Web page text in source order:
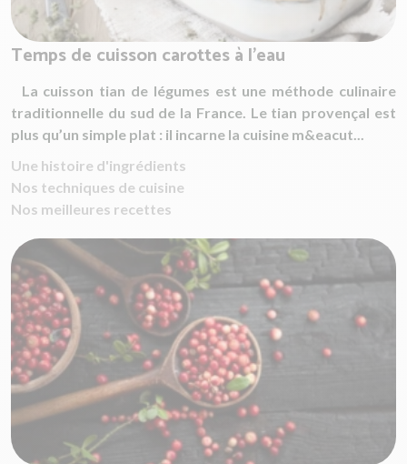
Temps de cuisson carottes à l'eau
La cuisson tian de légumes est une méthode culinaire
traditionnelle du sud de la France. Le tian provençal est
plus qu’un simple plat : il incarne la cuisine m&eacut...
Une histoire d'ingrédients
Nos techniques de cuisine
Nos meilleures recettes